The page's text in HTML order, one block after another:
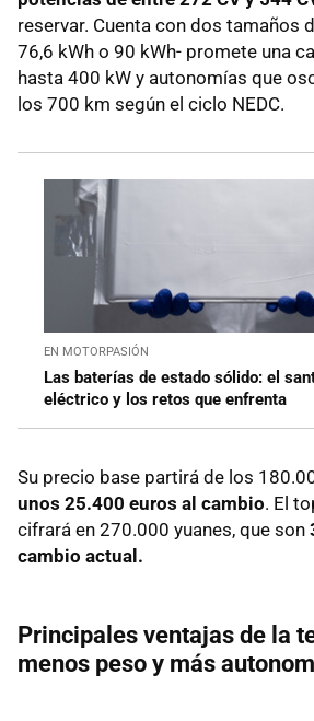
reservar. Cuenta con dos tamaños
76,6 kWh o 90 kWh- promete una
hasta 400 kW y autonomías que
los 700 km según el ciclo NEDC.
EN MOTORPASIÓN
Las baterías de estado sólido: el
eléctrico y los retos que enfrenta
Su precio base partirá de los
unos 25.400 euros al cambio. El
cifrará en 270.000 yuanes, que son
cambio actual.
Principales ventajas de la
menos peso y más